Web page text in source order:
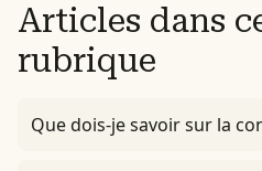
Articles dans
rubrique
Que dois-je savoir sur la